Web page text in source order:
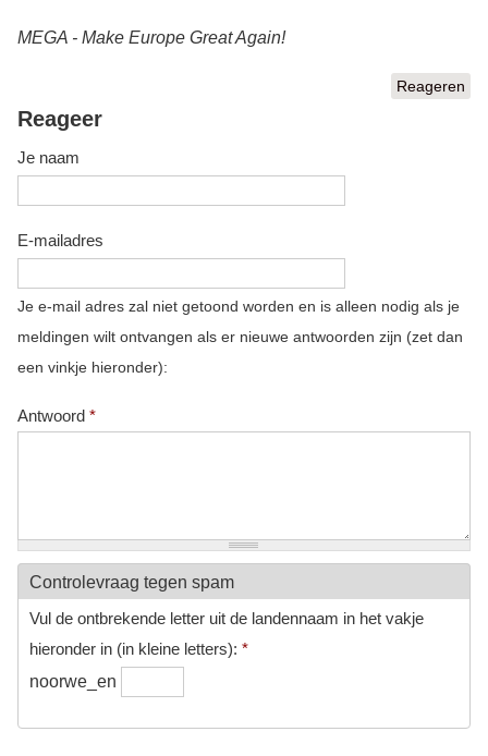
MEGA - Make Europe Great Again!
Reageren
Reageer
Je naam
E-mailadres
Je e-mail adres zal niet getoond worden en is alleen nodig als je
meldingen wilt ontvangen als er nieuwe antwoorden zijn (zet dan
een vinkje hieronder):
Antwoord *
Controlevraag tegen spam
Vul de ontbrekende letter uit de landennaam in het vakje
hieronder in (in kleine letters): *
noorwe_en